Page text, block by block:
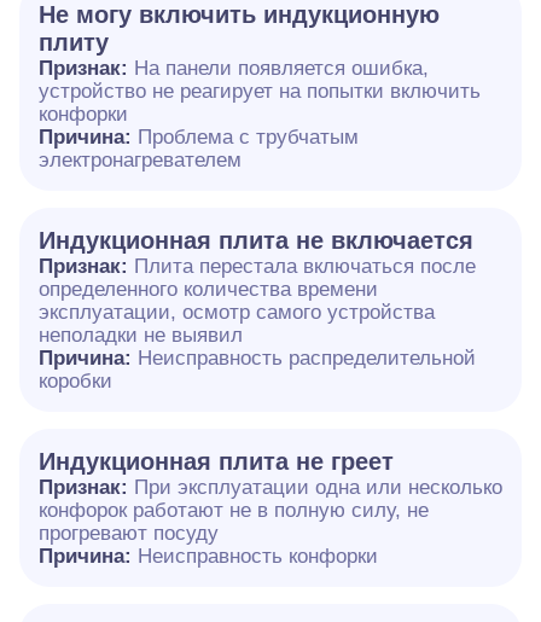
Не могу включить индукционную
плиту
Признак: На панели появляется ошибка,
устройство не реагирует на попытки включить
конфорки
Причина: Проблема с трубчатым
электронагревателем
Индукционная плита не включается
Признак: Плита перестала включаться после
определенного количества времени
эксплуатации, осмотр самого устройства
неполадки не выявил
Причина: Неисправность распределительной
коробки
Индукционная плита не греет
Признак: При эксплуатации одна или несколько
конфорок работают не в полную силу, не
прогревают посуду
Причина: Неисправность конфорки